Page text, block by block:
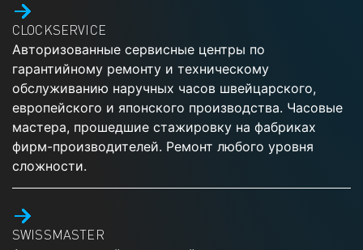
CLOCKSERVICE
Авторизованные сервисные центры по
гарантийному ремонту и техническому
обслуживанию наручных часов швейцарского,
европейского и японского производства. Часовые
мастера, прошедшие стажировку на фабриках
фирм-производителей. Ремонт любого уровня
сложности.
SWISSMASTER